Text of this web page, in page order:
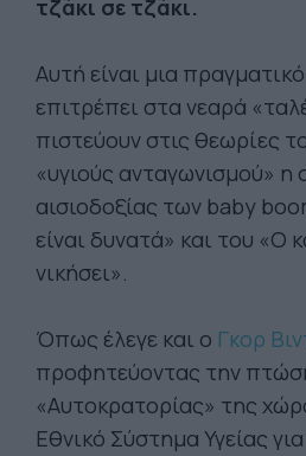
τζάκι σε τζάκι.
Αυτή είναι μια
επιτρέπει στα νεαρά
πιστεύουν στις θεωρίες
«υγιούς ανταγωνισμού» η
αισιοδοξίας των baby
είναι δυνατά» και του «Ο
νικήσει».
Όπως έλεγε και ο Γκορ
προφητεύοντας την
«Αυτοκρατορίας» της
Εθνικό Σύστημα Υγείας